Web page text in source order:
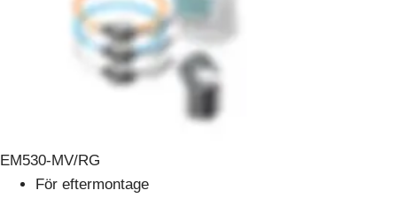
EM530-MV/RG
För eftermontage